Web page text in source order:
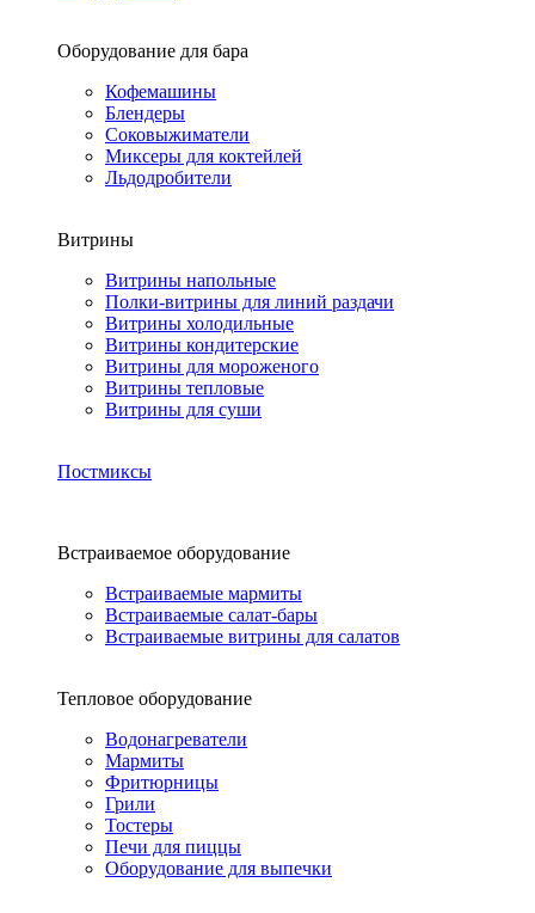
Оборудование для бара
Кофемашины
Блендеры
Соковыжиматели
Миксеры для коктейлей
Льдодробители
Витрины
Витрины напольные
Полки-витрины для линий раздачи
Витрины холодильные
Витрины кондитерские
Витрины для мороженого
Витрины тепловые
Витрины для суши
Постмиксы
Встраиваемое оборудование
Встраиваемые мармиты
Встраиваемые салат-бары
Встраиваемые витрины для салатов
Тепловое оборудование
Водонагреватели
Мармиты
Фритюрницы
Грили
Тостеры
Печи для пиццы
Оборудование для выпечки